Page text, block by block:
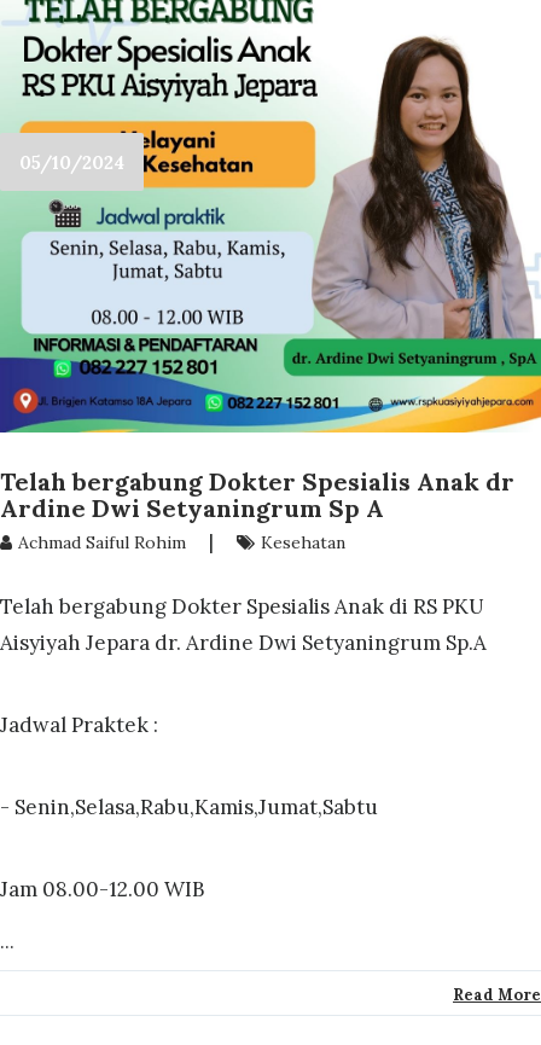
05/10/2024
Telah bergabung Dokter Spesialis Anak dr
Ardine Dwi Setyaningrum Sp A
Achmad Saiful Rohim | Kesehatan
Telah bergabung Dokter Spesialis Anak di RS PKU
Aisyiyah Jepara dr. Ardine Dwi Setyaningrum Sp.A
Jadwal Praktek :
- Senin,Selasa,Rabu,Kamis,Jumat,Sabtu
Jam 08.00-12.00 WIB
...
Read More